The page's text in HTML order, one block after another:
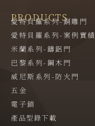
PRODUCTS
愛特貝羅系列-銅雕門
愛特貝羅系列-案例實績
米蘭系列-鑄鋁門
巴黎系列-鋼木門
威尼斯系列-防火門
五金
電子鎖
產品型錄下載